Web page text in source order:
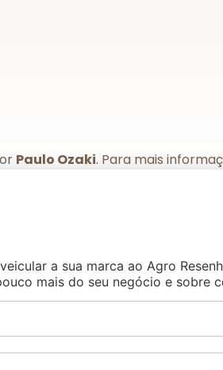
Paulo Ozaki. Para mais
a sua marca ao Agro
mais do seu negócio e sobre